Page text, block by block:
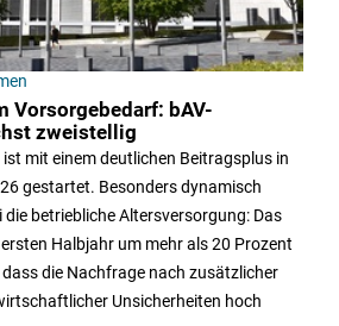
Vorsorgebedarf: bAV-
zweistellig
ist mit einem deutlichen Beitragsplus in
gestartet. Besonders dynamisch
betriebliche Altersversorgung: Das
Halbjahr um mehr als 20 Prozent
dass die Nachfrage nach zusätzlicher
Unsicherheiten hoch